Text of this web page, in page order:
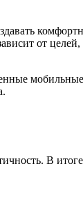
от
В